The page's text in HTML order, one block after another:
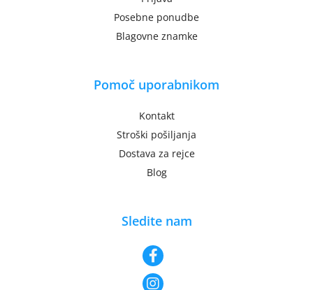
Posebne ponudbe
Blagovne znamke
Pomoč uporabnikom
Kontakt
Stroški pošiljanja
Dostava za rejce
Blog
Sledite nam